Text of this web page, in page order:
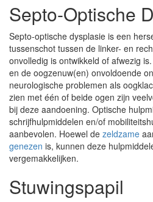
Septo-Optische
Septo-optische dysplasie is een
tussenschot tussen de linker- en
onvolledig is ontwikkeld of afwezig
en de oogzenuw(en) onvoldoende
neurologische problemen als
zien met één of beide ogen zijn
bij deze aandoening. Optische
schrijfhulpmiddelen en/of
aanbevolen. Hoewel de zeldzame
genezen is, kunnen deze
vergemakkelijken.
Stuwingspapil